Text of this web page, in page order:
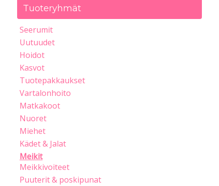
Tuoteryhmät
Seerumit
Uutuudet
Hoidot
Kasvot
Tuotepakkaukset
Vartalonhoito
Matkakoot
Nuoret
Miehet
Kädet & Jalat
Meikit
Meikkivoiteet
Puuterit & poskipunat